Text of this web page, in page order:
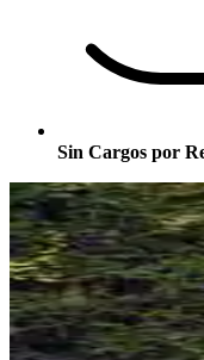
Sin Cargos por